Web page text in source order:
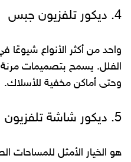
4. ديكور تلفزيون جبس
واحد من أكثر الأنواع
الفلل. يسمح بتصميمات
وحتى أماكن مخفية للأسلاك.
5. ديكور شاشة تلفزيون
هو الخيار الأمثل للمساحات